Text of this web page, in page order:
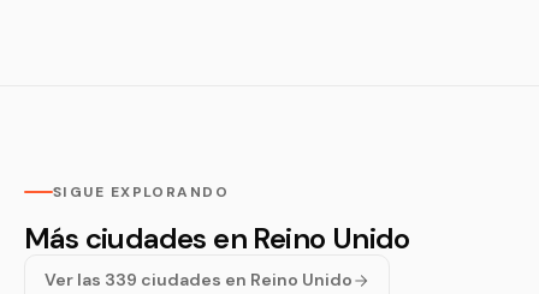
SIGUE EXPLORANDO
Más ciudades en Reino Unido
Ver las 339 ciudades en Reino Unido